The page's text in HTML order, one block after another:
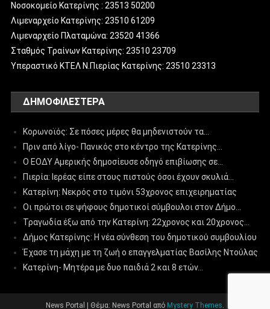
Νοσοκομείο Κατερίνης : 23513 50200
Λιμεναρχείο Κατερίνης: 23510 61209
Λιμεναρχείο Πλαταμώνα: 23520 41366
Σταθμός Τραίνων Κατερίνης: 23510 23709
Υπεραστικό ΚΤΕΛ Ν.Πιερίας Κατερίνης: 23510 23313
ΔΗΜΟΦΙΛΈΣΤΕΡΑ
Κορωνοϊός: Σε πόσες μέρες θα μηδενιστούν τα…
Πριν από λίγο- Πανικός στο κέντρο της Κατερίνης…
Ο ΕΟΔΥ Αμερικής δημοσίευσε οδηγό επιβίωσης σε…
Πιερία: Ιερέας είπε στους πιστούς όσοι έχουν σκυλιά…
Κατερίνη: Νεκρός στο τιμόνι 53χρονος επιχειρηματίας
Οι πρώτοι σε ψήφους δημοτικοί σύμβουλοι στον Δήμο…
Τραγωδία έξω από την Κατερίνη: 22χρονος και 20χρονος…
Δήμος Κατερίνης: Η νέα σύνθεση του δημοτικού συμβουλίου
Έχασε τη μάχη με τη ζωή ο επαγγελματίας Βασίλης Ντούλας
Κατερίνη- Μητέρα με δυο παιδιά 2 και 8 ετών…
News Portal Θέμα: News Portal από Mystery Themes.